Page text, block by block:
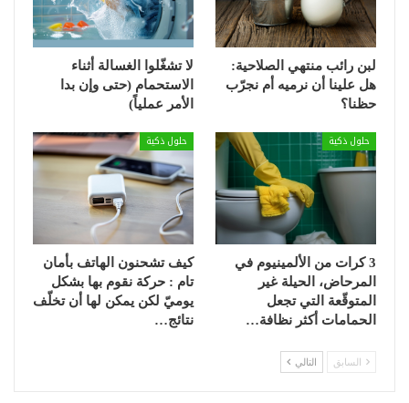
لبن رائب منتهي الصلاحية:
هل علينا أن نرميه أم نجرّب
حظنا؟
لا تشغّلوا الغسالة أثناء
الاستحمام (حتى وإن بدا
الأمر عملياً)
حلول ذكية
3 كرات من الألمينيوم في
المرحاض، الحيلة غير
المتوقّعة التي تجعل
الحمامات أكثر نظافة…
حلول ذكية
كيف تشحنون الهاتف بأمان
تام : حركة نقوم بها بشكل
يوميّ لكن يمكن لها أن تخلّف
نتائج…
السابق التالي